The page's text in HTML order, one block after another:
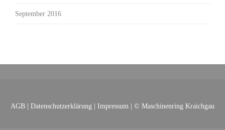
September 2016
AGB | Datenschutzerklärung | Impressum | © Maschinenring Kraichgau